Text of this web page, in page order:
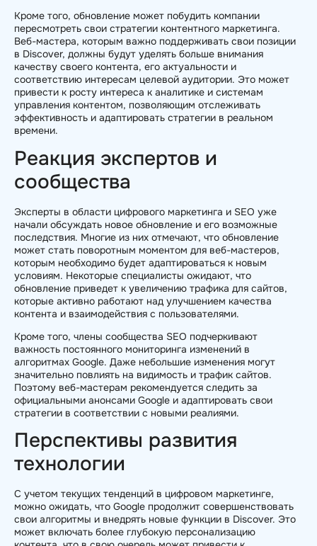
Кроме того, обновление может побудить компании
пересмотреть свои стратегии контентного маркетинга.
Веб-мастера, которым важно поддерживать свои позиции
в Discover, должны будут уделять больше внимания
качеству своего контента, его актуальности и
соответствию интересам целевой аудитории. Это может
привести к росту интереса к аналитике и системам
управления контентом, позволяющим отслеживать
эффективность и адаптировать стратегии в реальном
времени.
Реакция экспертов и
сообщества
Эксперты в области цифрового маркетинга и SEO уже
начали обсуждать новое обновление и его возможные
последствия. Многие из них отмечают, что обновление
может стать поворотным моментом для веб-мастеров,
которым необходимо будет адаптироваться к новым
условиям. Некоторые специалисты ожидают, что
обновление приведет к увеличению трафика для сайтов,
которые активно работают над улучшением качества
контента и взаимодействия с пользователями.
Кроме того, члены сообщества SEO подчеркивают
важность постоянного мониторинга изменений в
алгоритмах Google. Даже небольшие изменения могут
значительно повлиять на видимость и трафик сайтов.
Поэтому веб-мастерам рекомендуется следить за
официальными анонсами Google и адаптировать свои
стратегии в соответствии с новыми реалиями.
Перспективы развития
технологии
С учетом текущих тенденций в цифровом маркетинге,
можно ожидать, что Google продолжит совершенствовать
свои алгоритмы и внедрять новые функции в Discover. Это
может включать более глубокую персонализацию